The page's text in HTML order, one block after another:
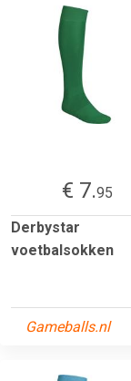
€ 7.95
Derbystar
voetbalsokken
Gameballs.nl